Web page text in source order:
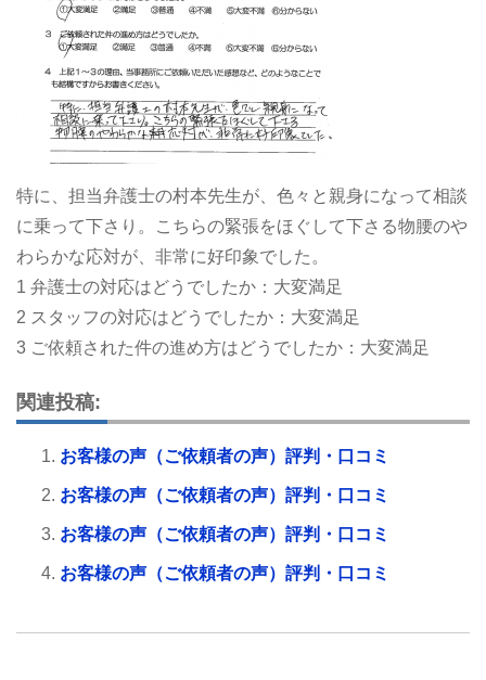
特に、担当弁護士の村本先生が、色々と親身になって相談
に乗って下さり。こちらの緊張をほぐして下さる物腰のや
わらかな応対が、非常に好印象でした。
1 弁護士の対応はどうでしたか：大変満足
2 スタッフの対応はどうでしたか：大変満足
3 ご依頼された件の進め方はどうでしたか：大変満足
関連投稿:
お客様の声（ご依頼者の声）評判・口コミ
お客様の声（ご依頼者の声）評判・口コミ
お客様の声（ご依頼者の声）評判・口コミ
お客様の声（ご依頼者の声）評判・口コミ